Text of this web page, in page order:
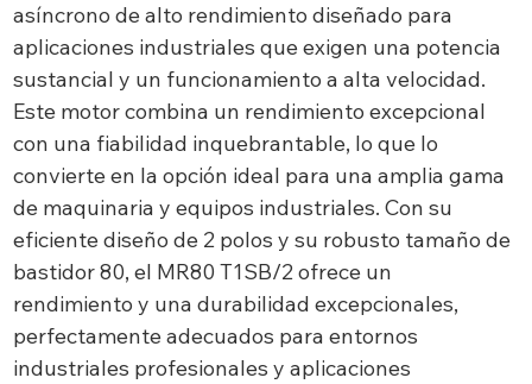
asíncrono de alto rendimiento diseñado para
aplicaciones industriales que exigen una potencia
sustancial y un funcionamiento a alta velocidad.
Este motor combina un rendimiento excepcional
con una fiabilidad inquebrantable, lo que lo
convierte en la opción ideal para una amplia gama
de maquinaria y equipos industriales. Con su
eficiente diseño de 2 polos y su robusto tamaño de
bastidor 80, el MR80 T1SB/2 ofrece un
rendimiento y una durabilidad excepcionales,
perfectamente adecuados para entornos
industriales profesionales y aplicaciones